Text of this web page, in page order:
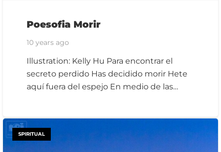
Poesofia Morir
10 years ago
Illustration: Kelly Hu Para encontrar el
secreto perdido Has decidido morir Hete
aquí fuera del espejo En medio de las…
SPIRITUAL